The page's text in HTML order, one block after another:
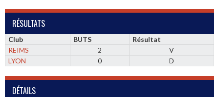
RÉSULTATS
Club BUTS
Résultat
REIMS
2
V
LYON
0 D
DÉTAILS